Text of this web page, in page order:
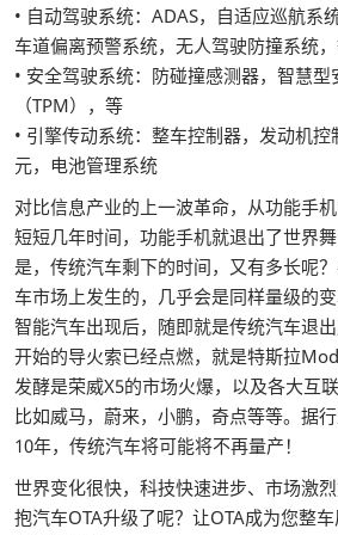
• 自动驾驶系统：ADAS，自适应巡航系
车道偏离预警系统，无人驾驶防撞系统
• 安全驾驶系统：防碰撞感测器，智慧
（TPM），等
• 引擎传动系统：整车控制器，发动机
元，电池管理系统
对比信息产业的上一波革命，从功能手
短短几年时间，功能手机就退出了世界
是，传统汽车剩下的时间，又有多长呢
车市场上发生的，几乎会是同样量级的
智能汽车出现后，随即就是传统汽车退
开始的导火索已经点燃，就是特斯拉
发酵是荣威X5的市场火爆，以及各大互
比如威马，蔚来，小鹏，奇点等等。据
10年，传统汽车将可能将不再量产！
世界变化很快，科技快速进步、市场激
抱汽车OTA升级了呢？让OTA成为您整